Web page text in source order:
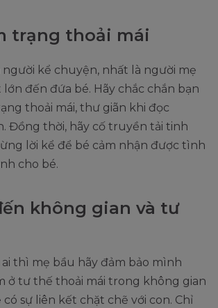
trạng thoải mái
kể chuyện, nhất là người mẹ
đến đứa bé. Hãy chắc chắn bạn
thoải mái, thư giãn khi đọc
Đồng thời, hãy cố truyền tải tinh
lời kể để bé cảm nhận được tình
cho bé.
không gian và tư
thì mẹ bầu hãy đảm bảo mình
ở tư thế thoải mái trong không gian
sự liên kết chặt chẽ với con. Chỉ